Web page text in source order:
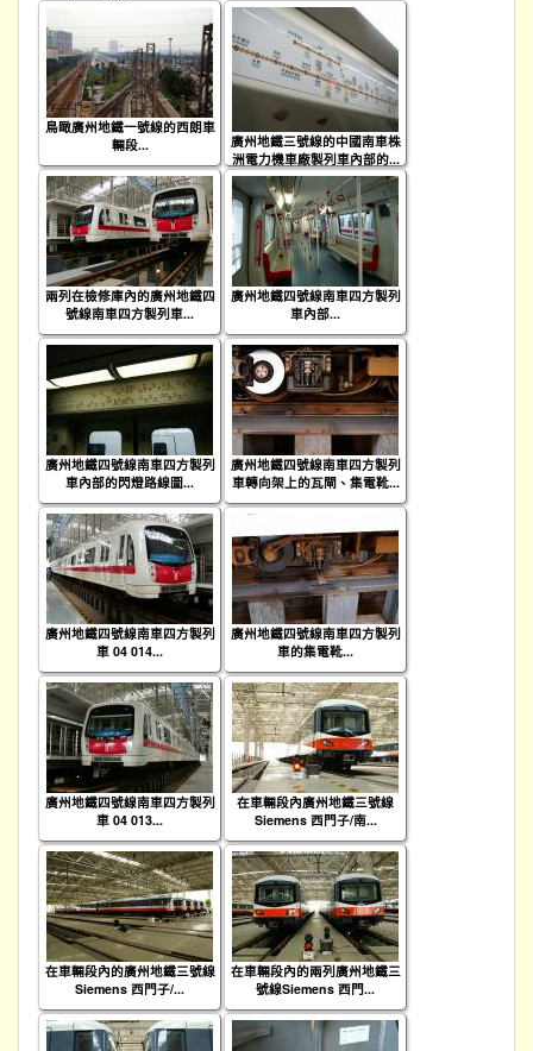
鳥瞰廣州地鐵一號線的西朗車
輛段...
廣州地鐵三號線的中國南車株
洲電力機車廠製列車內部的...
兩列在檢修庫內的廣州地鐵四
號線南車四方製列車...
廣州地鐵四號線南車四方製列
車內部...
廣州地鐵四號線南車四方製列
車內部的閃燈路線圖...
廣州地鐵四號線南車四方製列
車轉向架上的瓦閘、集電靴...
廣州地鐵四號線南車四方製列
車 04 014...
廣州地鐵四號線南車四方製列
車的集電靴...
廣州地鐵四號線南車四方製列
車 04 013...
在車輛段內廣州地鐵三號線
Siemens 西門子/南...
在車輛段內的廣州地鐵三號線
Siemens 西門子/...
在車輛段內的兩列廣州地鐵三
號線Siemens 西門...